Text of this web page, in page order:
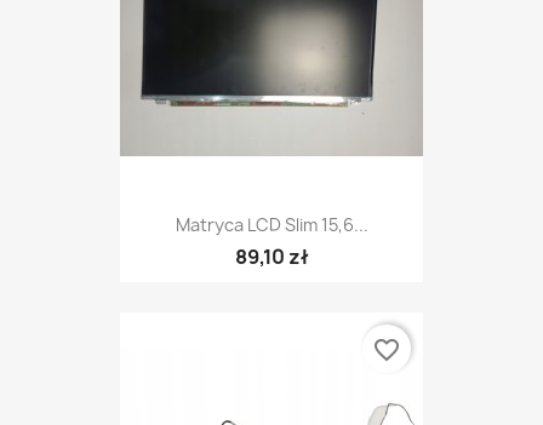
Matryca LCD Slim 15,6...
89,10 zł
favorite_border